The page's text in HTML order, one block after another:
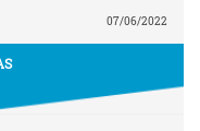
07/06/2022